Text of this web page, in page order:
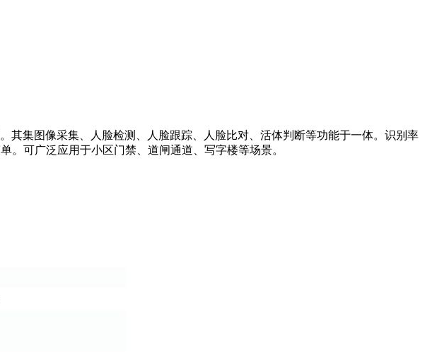
其集图像采集、人脸检测、人脸跟踪、人脸比对、活体判断等功能于一体。识别率
可广泛应用于小区门禁、道闸通道、写字楼等场景。